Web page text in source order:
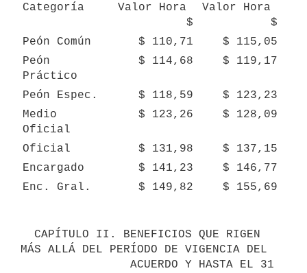
Categoría
Valor Hora
$
Valor Hora
$
Peón Común
$ 110,71
$ 115,05
Peón
Práctico
$ 114,68 $ 119,17
Peón Espec. $ 118,59
$ 123,23
Medio
Oficial
$ 123,26 $ 128,09
Oficial $ 131,98
$ 137,15
Encargado
$ 141,23
$ 146,77
Enc. Gral.
$ 149,82 $ 155,69